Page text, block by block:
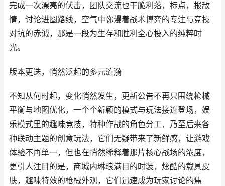
完成一次漂亮的伏击，团队交流也干脆利落，标点，报敌
情，讨论进圈路线，空气中弥漫着战术博弈的专注与竞技
对抗的赤诚，那是一段为生存和胜利全心投入的纯粹时
光。
版本更迭，悄然泛起的多元涟漪
不知从何时起，变化悄然发生，更新公告不再只围绕枪械
平衡与地图优化，一个个新颖的模式与玩法接连登场，娱
乐模式里的趣味竞技，特种作战的角色分工，乃至后来各
种联动主题的创意玩法，它们无疑带来了新鲜感，让游戏
体验不再单一，但也在悄然稀释着那片核心战场的浓度，
更引人注目的是，商城内琳琅满目的时装，炫酷的载具皮
肤，趣味特效的枪械外观，它们迅速成为玩家讨论的焦